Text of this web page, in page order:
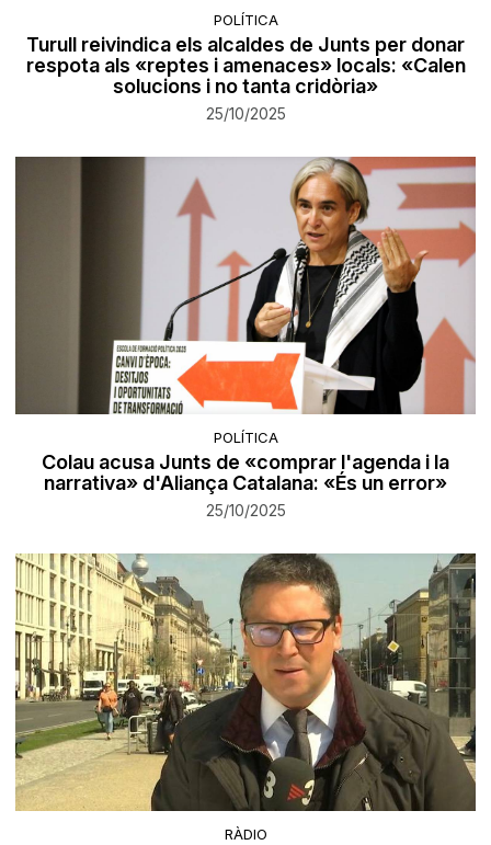
POLÍTICA
Turull reivindica els alcaldes de Junts per donar
respota als «reptes i amenaces» locals: «Calen
solucions i no tanta cridòria»
25/10/2025
POLÍTICA
Colau acusa Junts de «comprar l'agenda i la
narrativa» d'Aliança Catalana: «És un error»
25/10/2025
RÀDIO